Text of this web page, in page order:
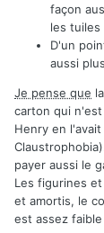
façon
les
D'un
aussi
Je pense que
carton qui
Henry en
payer aussi le
Les figurines
et amortis, le
est assez